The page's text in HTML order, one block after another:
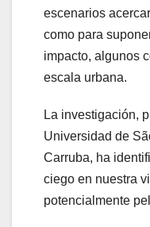
escenarios
como para
impacto, algunos
escala urbana.
La investigación,
Universidad de
Carruba, ha
ciego en nuestra
potencialmente